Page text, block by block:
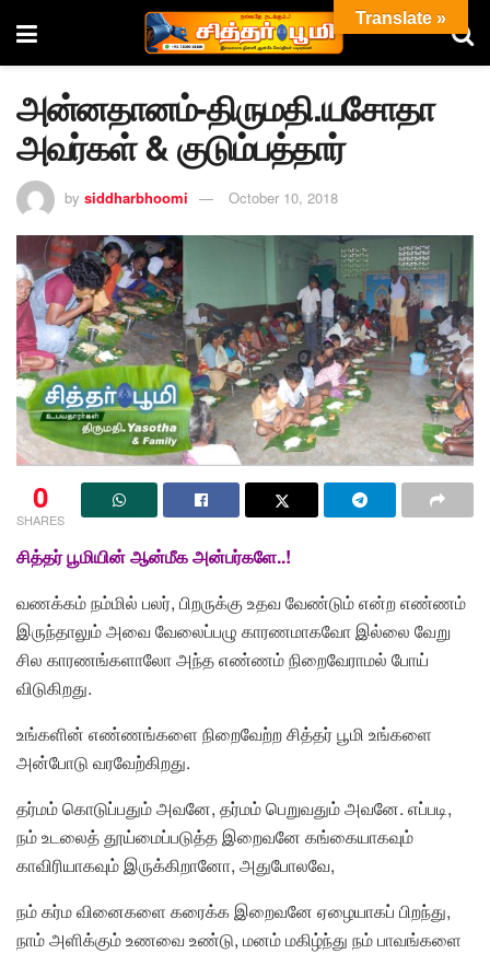
அன்னதானம்-திருமதி.யசோதா
அவர்கள் & குடும்பத்தார்
by siddharbhoomi October 10, 2018
0
SHARES
சித்தர் பூமியின் ஆன்மீக அன்பர்களே..!
வணக்கம் நம்மில் பலர், பிறருக்கு உதவ வேண்டும் என்ற எண்ணம்
இருந்தாலும் அவை வேலைப்பழு காரணமாகவோ இல்லை வேறு
சில காரணங்களாலோ அந்த எண்ணம் நிறைவேராமல் போய்
விடுகிறது.
உங்களின் எண்ணங்களை நிறைவேற்ற சித்தர் பூமி உங்களை
அன்போடு வரவேற்கிறது.
தர்மம் கொடுப்பதும் அவனே, தர்மம் பெறுவதும் அவனே. எப்படி,
நம் உடலைத் தூய்மைப்படுத்த இறைவனே கங்கையாகவும்
காவிரியாகவும் இருக்கிறானோ, அதுபோலவே,
நம் கர்ம வினைகளை கரைக்க இறைவனே ஏழையாகப் பிறந்து,
நாம் அளிக்கும் உணவை உண்டு, மனம் மகிழ்ந்து நம் பாவங்களை
Translate »